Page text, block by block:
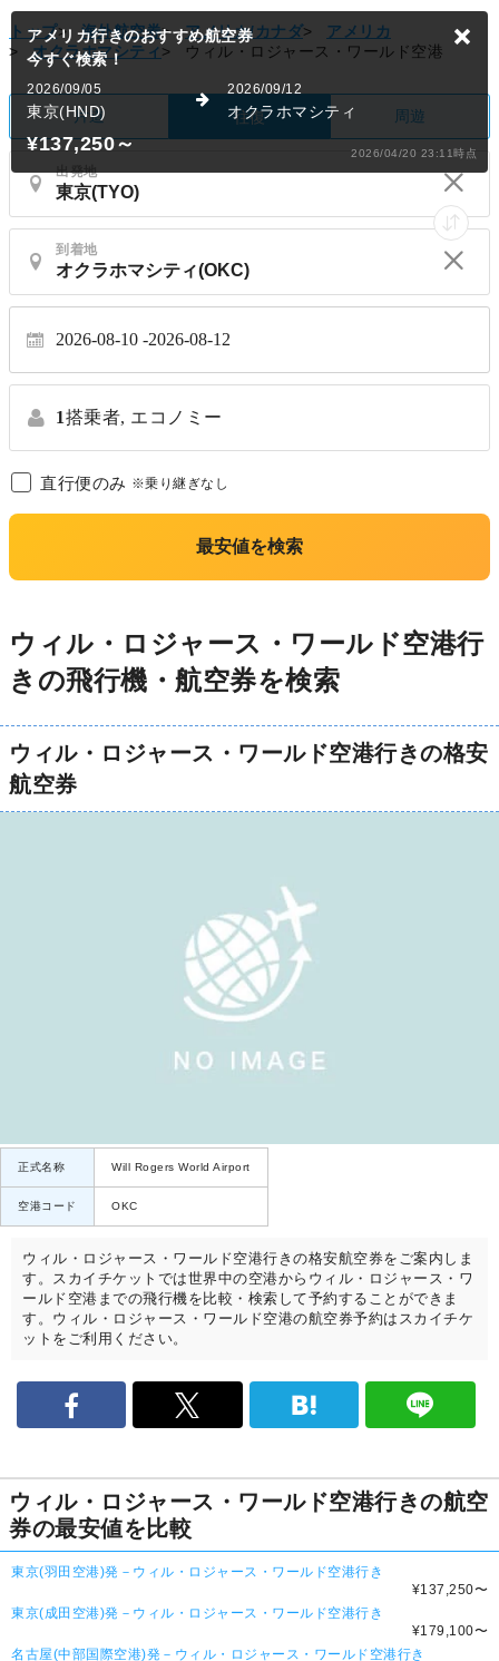
トップ> 海外航空券> アメリカ/カナダ>
アメリカ
>
オクラホマシティ > ウィル・ロジャース・ワールド空港
片道 往復 周遊
出発地
到着地
2026-08-10 2026-08-12
1搭乗者, エコノミー
直行便のみ ※乗り継ぎなし
最安値を検索
ウィル・ロジャース・ワールド空港行
きの飛行機・航空券を検索
ウィル・ロジャース・ワールド空港行きの格安
航空券
正式名称 Will Rogers World Airport
空港コード OKC
ウィル・ロジャース・ワールド空港行きの格安航空券をご案内しま
す。スカイチケットでは世界中の空港からウィル・ロジャース・ワ
ールド空港までの飛行機を比較・検索して予約することができま
す。ウィル・ロジャース・ワールド空港の航空券予約はスカイチケ
ットをご利用ください。
ウィル・ロジャース・ワールド空港行きの航空
券の最安値を比較
東京(羽田空港)発－ウィル・ロジャース・ワールド空港行き
¥137,250〜
東京(成田空港)発－ウィル・ロジャース・ワールド空港行き
¥179,100〜
名古屋(中部国際空港)発－ウィル・ロジャース・ワールド空港行き